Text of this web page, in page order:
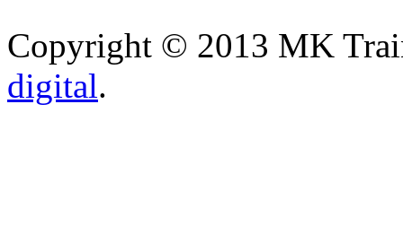
Copyright © 2013 MK
digital.